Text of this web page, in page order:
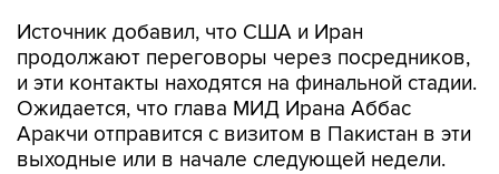
Источник добавил, что США и Иран
продолжают переговоры через посредников,
и эти контакты находятся на финальной стадии.
Ожидается, что глава МИД Ирана Аббас
Аракчи отправится с визитом в Пакистан в эти
выходные или в начале следующей недели.